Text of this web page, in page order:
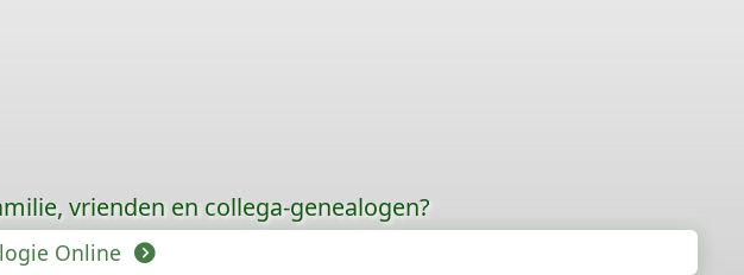
vrienden en collega-genealogen?
Online